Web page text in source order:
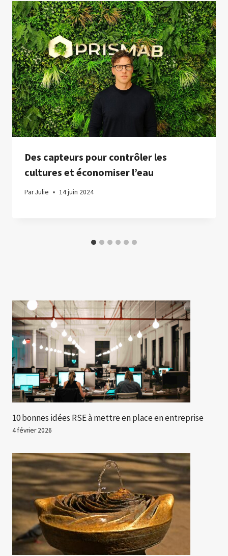
Des capteurs pour contrôler les
cultures et économiser l’eau
ParJulie 14 juin 2024
10 bonnes idées RSE à mettre en place en entreprise
4 février 2026